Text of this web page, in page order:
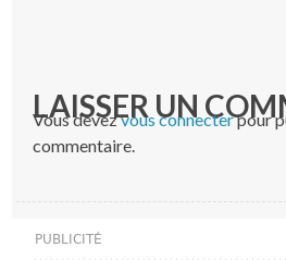
LAISSER UN
Vous devezvous connecterpour
commentaire.
PUBLICITÉ